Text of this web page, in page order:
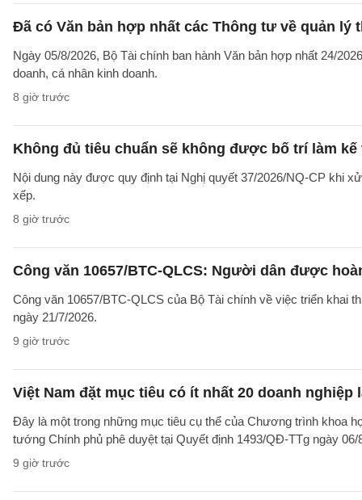
Đã có Văn bản hợp nhất các Thông tư về quản lý
Ngày 05/8/2026, Bộ Tài chính ban hành Văn bản hợp nhất 24/
doanh, cá nhân kinh doanh.
8 giờ trước
Không đủ tiêu chuẩn sẽ không được bố trí làm
Nội dung này được quy định tại Nghị quyết 37/2026/NQ-CP khi
xếp.
8 giờ trước
Công văn 10657/BTC-QLCS: Người dân được
Công văn 10657/BTC-QLCS của Bộ Tài chính về việc triển khai
ngày 21/7/2026.
9 giờ trước
Việt Nam đặt mục tiêu có ít nhất 20 doanh
Đây là một trong những mục tiêu cụ thể của Chương trình khoa
tướng Chính phủ phê duyệt tại Quyết định 1493/QĐ-TTg ngày
9 giờ trước